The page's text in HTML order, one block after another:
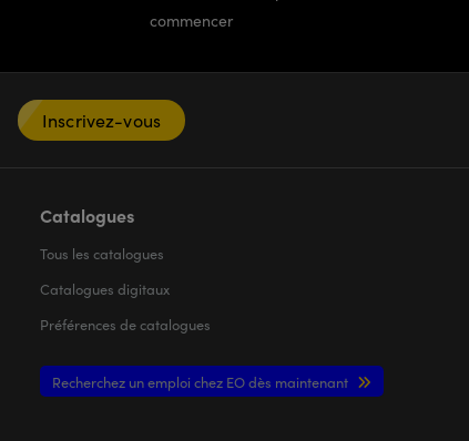
commencer
Inscrivez-vous
Catalogues
Tous les catalogues
Catalogues digitaux
Préférences de catalogues
Recherchez un emploi chez EO dès maintenant